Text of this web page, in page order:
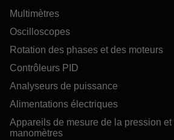
Multimètres
Oscilloscopes
Rotation des phases et des moteurs
Contrôleurs PID
Analyseurs de puissance
Alimentations électriques
Appareils de mesure de la pression et
manomètres